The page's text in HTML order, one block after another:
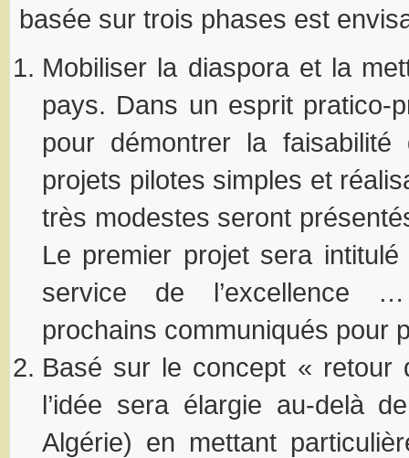
basée sur trois phases est
Mobiliser la diaspora et la
pays. Dans un esprit pratico-
pour démontrer la
projets pilotes simples et
très modestes seront
Le premier projet sera
service de l’excellence
prochains communiqués pour
Basé sur le concept « retour
l’idée sera élargie au-delà
Algérie) en mettant